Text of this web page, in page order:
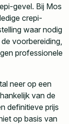
gevel. Bij Mos
crepi-
waar nodig
voorbereiding,
professionele
neer op een
van de
definitieve prijs
op basis van